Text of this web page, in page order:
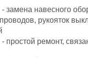
замена навесного
рукояток
простой ремонт,